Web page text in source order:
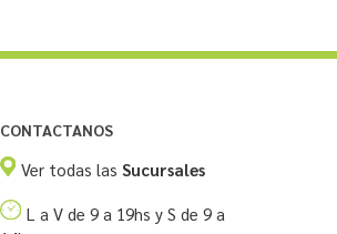
CONTACTANOS
Ver todas las Sucursales
L a V de 9 a 19hs y S de 9 a